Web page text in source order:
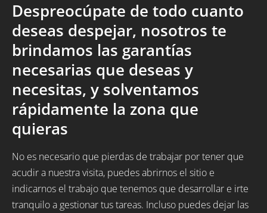
Despreocúpate de todo cuanto
deseas despejar, nosotros te
brindamos las garantías
necesarias que deseas y
necesitas, y solventamos
rápidamente la zona que
quieras
No es necesario que pierdas de trabajar por tener que
acudir a nuestra visita, puedes abrirnos el sitio e
indicarnos el trabajo que tenemos que desarrollar e irte
tranquilo a gestionar tus tareas. Incluso puedes dejar las